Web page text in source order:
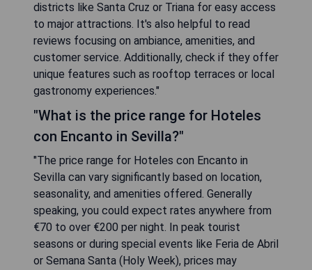
districts like Santa Cruz or Triana for easy access
to major attractions. It's also helpful to read
reviews focusing on ambiance, amenities, and
customer service. Additionally, check if they offer
unique features such as rooftop terraces or local
gastronomy experiences."
"What is the price range for Hoteles
con Encanto in Sevilla?"
"The price range for Hoteles con Encanto in
Sevilla can vary significantly based on location,
seasonality, and amenities offered. Generally
speaking, you could expect rates anywhere from
€70 to over €200 per night. In peak tourist
seasons or during special events like Feria de Abril
or Semana Santa (Holy Week), prices may